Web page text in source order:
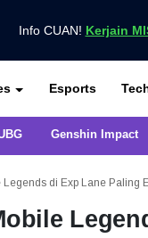
Info CUAN! Kerjain
News
Terbaru Hanya di VCGamers
Esports
Genshin Impact
di Exp Lane Paling